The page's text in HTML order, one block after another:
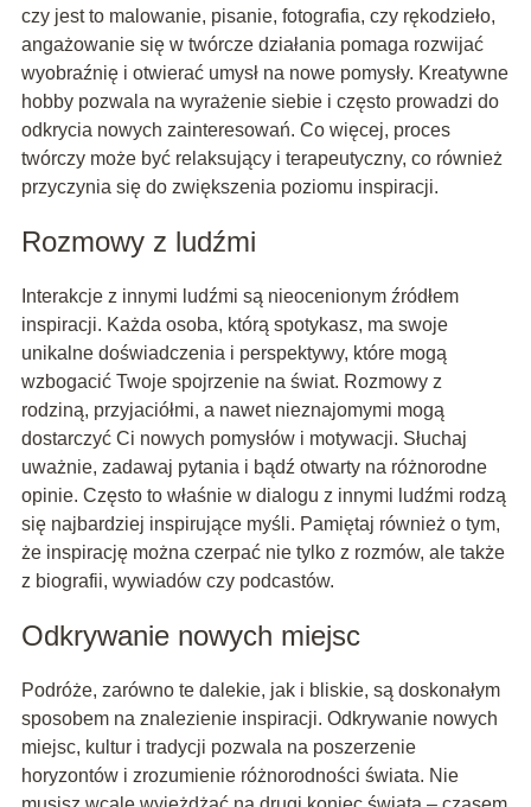
czy jest to malowanie, pisanie, fotografia, czy rękodzieło,
angażowanie się w twórcze działania pomaga rozwijać
wyobraźnię i otwierać umysł na nowe pomysły. Kreatywne
hobby pozwala na wyrażenie siebie i często prowadzi do
odkrycia nowych zainteresowań. Co więcej, proces
twórczy może być relaksujący i terapeutyczny, co również
przyczynia się do zwiększenia poziomu inspiracji.
Rozmowy z ludźmi
Interakcje z innymi ludźmi są nieocenionym źródłem
inspiracji. Każda osoba, którą spotykasz, ma swoje
unikalne doświadczenia i perspektywy, które mogą
wzbogacić Twoje spojrzenie na świat. Rozmowy z
rodziną, przyjaciółmi, a nawet nieznajomymi mogą
dostarczyć Ci nowych pomysłów i motywacji. Słuchaj
uważnie, zadawaj pytania i bądź otwarty na różnorodne
opinie. Często to właśnie w dialogu z innymi ludźmi rodzą
się najbardziej inspirujące myśli. Pamiętaj również o tym,
że inspirację można czerpać nie tylko z rozmów, ale także
z biografii, wywiadów czy podcastów.
Odkrywanie nowych miejsc
Podróże, zarówno te dalekie, jak i bliskie, są doskonałym
sposobem na znalezienie inspiracji. Odkrywanie nowych
miejsc, kultur i tradycji pozwala na poszerzenie
horyzontów i zrozumienie różnorodności świata. Nie